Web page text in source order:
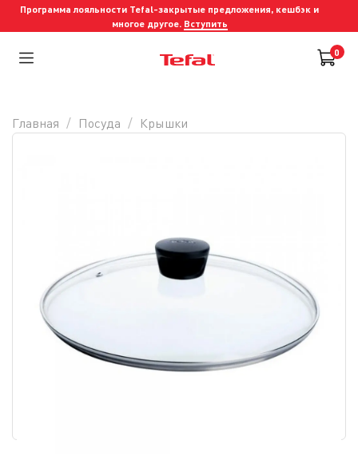
Программа лояльности Tefal-закрытые предложения, кешбэк и
многое другое. Вступить
0
Главная Посуда Крышки